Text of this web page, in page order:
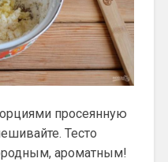
просеянную
Тесто
ароматным!